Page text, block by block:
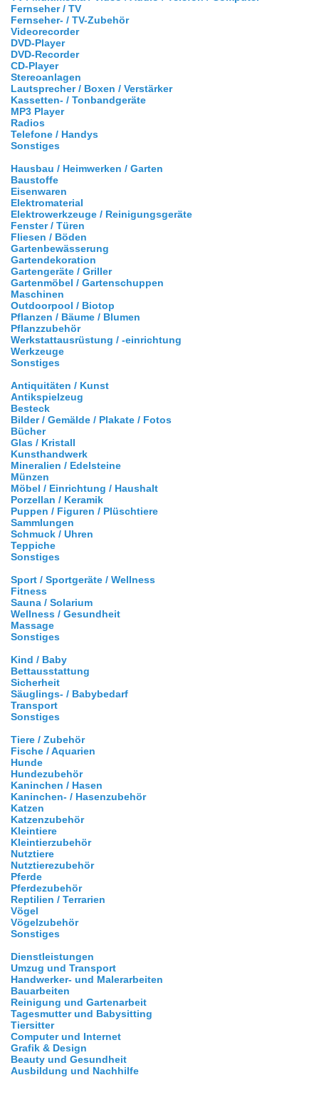
Fernseher / TV
Fernseher- / TV-Zubehör
Videorecorder
DVD-Player
DVD-Recorder
CD-Player
Stereoanlagen
Lautsprecher / Boxen / Verstärker
Kassetten- / Tonbandgeräte
MP3 Player
Radios
Telefone / Handys
Sonstiges
Hausbau / Heimwerken / Garten
Baustoffe
Eisenwaren
Elektromaterial
Elektrowerkzeuge / Reinigungsgeräte
Fenster / Türen
Fliesen / Böden
Gartenbewässerung
Gartendekoration
Gartengeräte / Griller
Gartenmöbel / Gartenschuppen
Maschinen
Outdoorpool / Biotop
Pflanzen / Bäume / Blumen
Pflanzzubehör
Werkstattausrüstung / -einrichtung
Werkzeuge
Sonstiges
Antiquitäten / Kunst
Antikspielzeug
Besteck
Bilder / Gemälde / Plakate / Fotos
Bücher
Glas / Kristall
Kunsthandwerk
Mineralien / Edelsteine
Münzen
Möbel / Einrichtung / Haushalt
Porzellan / Keramik
Puppen / Figuren / Plüschtiere
Sammlungen
Schmuck / Uhren
Teppiche
Sonstiges
Sport / Sportgeräte / Wellness
Fitness
Sauna / Solarium
Wellness / Gesundheit
Massage
Sonstiges
Kind / Baby
Bettausstattung
Sicherheit
Säuglings- / Babybedarf
Transport
Sonstiges
Tiere / Zubehör
Fische / Aquarien
Hunde
Hundezubehör
Kaninchen / Hasen
Kaninchen- / Hasenzubehör
Katzen
Katzenzubehör
Kleintiere
Kleintierzubehör
Nutztiere
Nutztierezubehör
Pferde
Pferdezubehör
Reptilien / Terrarien
Vögel
Vögelzubehör
Sonstiges
Dienstleistungen
Umzug und Transport
Handwerker- und Malerarbeiten
Bauarbeiten
Reinigung und Gartenarbeit
Tagesmutter und Babysitting
Tiersitter
Computer und Internet
Grafik & Design
Beauty und Gesundheit
Ausbildung und Nachhilfe